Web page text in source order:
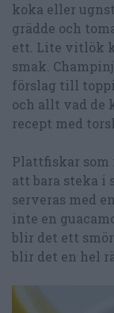
koka eller
grädde och
ett. Lite vitlök
smak.
förslag till
och allt vad de
recept med
Plattfiskar som
att bara steka i
serveras med
inte en
blir det ett
blir det en hel